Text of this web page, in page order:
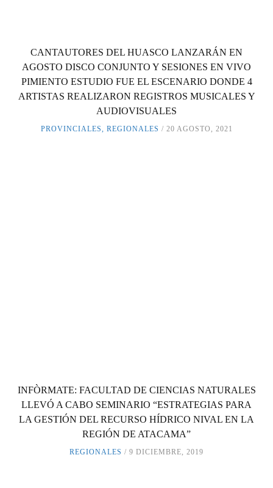
CANTAUTORES DEL HUASCO LANZARÁN EN
AGOSTO DISCO CONJUNTO Y SESIONES EN VIVO
PIMIENTO ESTUDIO FUE EL ESCENARIO DONDE 4
ARTISTAS REALIZARON REGISTROS MUSICALES Y
AUDIOVISUALES
PROVINCIALES, REGIONALES 20 AGOSTO, 2021
INFÒRMATE: FACULTAD DE CIENCIAS NATURALES
LLEVÓ A CABO SEMINARIO “ESTRATEGIAS PARA
LA GESTIÓN DEL RECURSO HÍDRICO NIVAL EN LA
REGIÓN DE ATACAMA”
REGIONALES 9 DICIEMBRE, 2019